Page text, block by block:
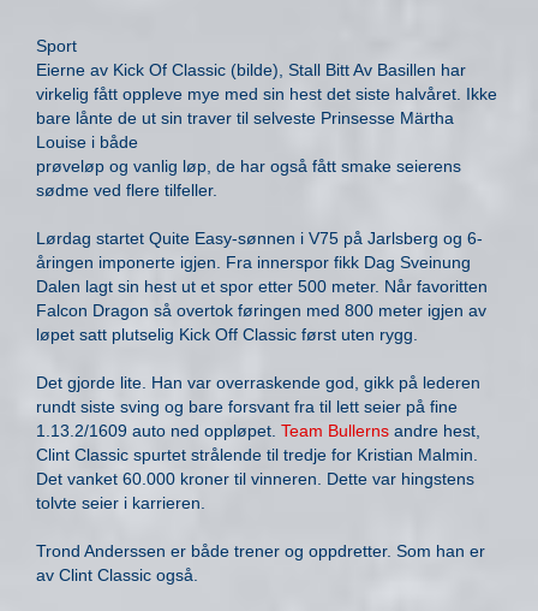
Sport
Eierne av Kick Of Classic (bilde), Stall Bitt Av Basillen har
virkelig fått oppleve mye med sin hest det siste halvåret. Ikke
bare lånte de ut sin traver til selveste Prinsesse Märtha
Louise i både
prøveløp og vanlig løp, de har også fått smake seierens
sødme ved flere tilfeller.
Lørdag startet Quite Easy-sønnen i V75 på Jarlsberg og 6-
åringen imponerte igjen. Fra innerspor fikk Dag Sveinung
Dalen lagt sin hest ut et spor etter 500 meter. Når favoritten
Falcon Dragon så overtok føringen med 800 meter igjen av
løpet satt plutselig Kick Off Classic først uten rygg.
Det gjorde lite. Han var overraskende god, gikk på lederen
rundt siste sving og bare forsvant fra til lett seier på fine
1.13.2/1609 auto ned oppløpet. Team Bullerns andre hest,
Clint Classic spurtet strålende til tredje for Kristian Malmin.
Det vanket 60.000 kroner til vinneren. Dette var hingstens
tolvte seier i karrieren.
Trond Anderssen er både trener og oppdretter. Som han er
av Clint Classic også.